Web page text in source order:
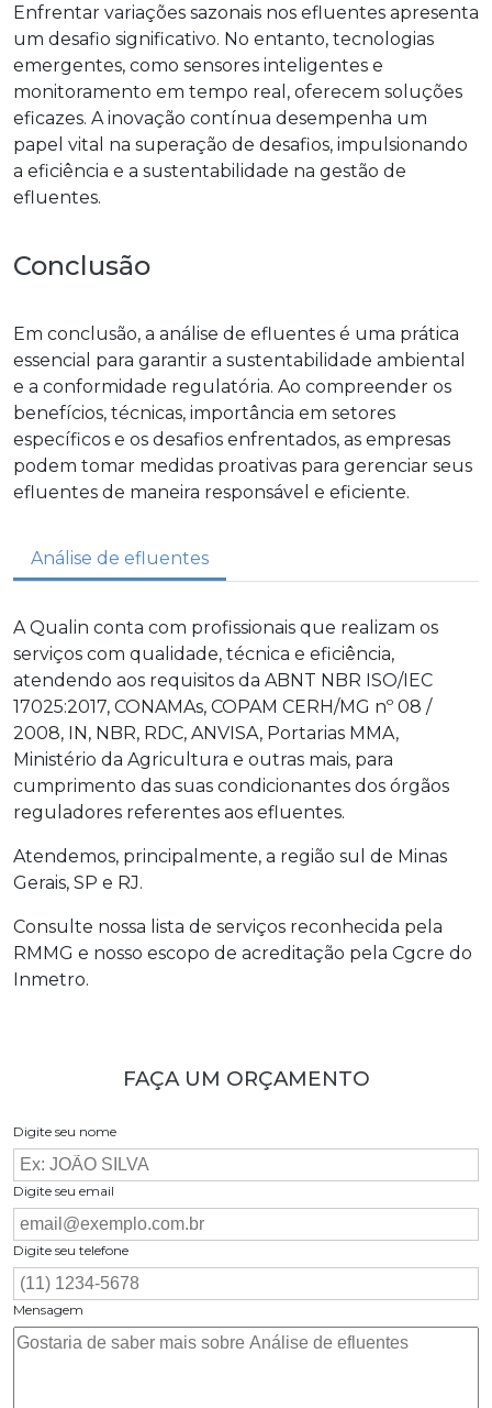
Enfrentar variações sazonais nos efluentes apresenta
um desafio significativo. No entanto, tecnologias
emergentes, como sensores inteligentes e
monitoramento em tempo real, oferecem soluções
eficazes. A inovação contínua desempenha um
papel vital na superação de desafios, impulsionando
a eficiência e a sustentabilidade na gestão de
efluentes.
Conclusão
Em conclusão, a análise de efluentes é uma prática
essencial para garantir a sustentabilidade ambiental
e a conformidade regulatória. Ao compreender os
benefícios, técnicas, importância em setores
específicos e os desafios enfrentados, as empresas
podem tomar medidas proativas para gerenciar seus
efluentes de maneira responsável e eficiente.
Análise de efluentes
A Qualin conta com profissionais que realizam os
serviços com qualidade, técnica e eficiência,
atendendo aos requisitos da ABNT NBR ISO/IEC
17025:2017, CONAMAs, COPAM CERH/MG nº 08 /
2008, IN, NBR, RDC, ANVISA, Portarias MMA,
Ministério da Agricultura e outras mais, para
cumprimento das suas condicionantes dos órgãos
reguladores referentes aos efluentes.
Atendemos, principalmente, a região sul de Minas
Gerais, SP e RJ.
Consulte nossa lista de serviços reconhecida pela
RMMG e nosso escopo de acreditação pela Cgcre do
Inmetro.
FAÇA UM ORÇAMENTO
Digite seu nome
Digite seu email
Digite seu telefone
Mensagem